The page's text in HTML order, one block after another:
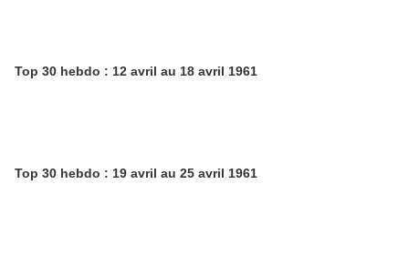
Top 30 hebdo : 12 avril au 18 avril 1961
Top 30 hebdo : 19 avril au 25 avril 1961